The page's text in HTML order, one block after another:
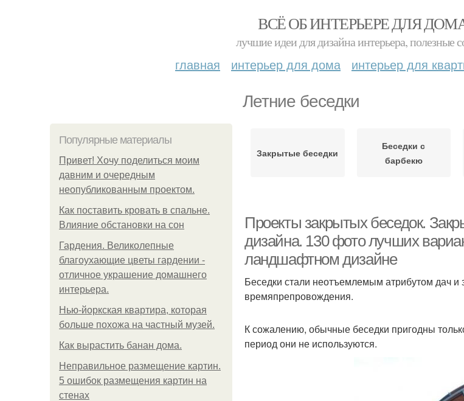
ВСЁ ОБ ИНТЕРЬЕРЕ ДЛЯ
лучшие идеи для дизайна интерьера, полезные
главная интерьер для дома интерьер для
Летние беседки
Популярные материалы
Привет! Хочу поделиться моим
давним и очередным
неопубликованным проектом.
Как поставить кровать в спальне.
Влияние обстановки на сон
Гардения. Великолепные
благоухающие цветы гардении -
отличное украшение домашнего
интерьера.
Нью-йоркская квартира, которая
больше похожа на частный музей.
Как вырастить банан дома.
Неправильное размещение картин.
5 ошибок размещения картин на
стенах
Закрытые беседки
Беседки с
барбекю
Проекты закрытых беседок.
дизайна. 130 фото лучших
ландшафтном дизайне
Беседки стали неотъемлемым атрибутом дач
времяпрепровождения.
К сожалению, обычные беседки пригодны
период они не используются.